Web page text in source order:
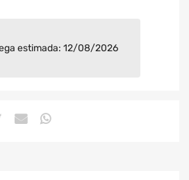
estimada: 12/08/2026